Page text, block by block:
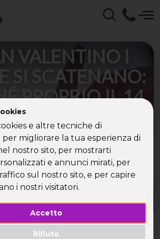
e altre tecniche di
migliorare la tua esperienza di
nostro sito, per mostrarti
e annunci mirati, per
sul nostro sito, e per capire
i nostri visitatori.
Accetto
Rifiuto
VALENTINO I
SI SCATENANO:
PROPRIO IL 14
PER LA
DEGLI
italiani, celebrano l’Anti San
a ritmo di festa.